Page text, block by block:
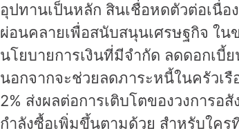
อุปทานเป็นหลัก สินเชื่อหดตัวต่อเนื่อ
ผ่อนคลายเพื่อสนับสนุนเศรษฐกิจ ใน
นโยบายการเงินที่มีจำกัด ลดดอกเบี้
นอกจากจะช่วยลดภาระหนี้ในครัวเ
2% ส่งผลต่อการเติบโตของวงการ
กำลังซื้อเพิ่มขึ้นตามด้วย สำหรับใค